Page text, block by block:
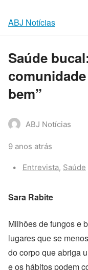
ABJ Notícias
Saúde
bem”
ABJ Notícias
9 anos atrás
Categories:
Entrevista, Saúde
Sara Rabite
Milhões de fungos e
lugares que se
do corpo que abriga
e os hábitos podem